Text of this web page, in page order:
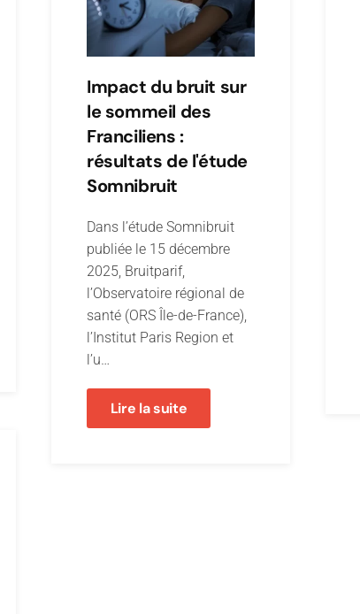
Impact du bruit sur
le sommeil des
Franciliens :
résultats de l'étude
Somnibruit
Dans l’étude Somnibruit
publiée le 15 décembre
2025, Bruitparif,
l’Observatoire régional de
santé (ORS Île-de-France),
l’Institut Paris Region et
l’u…
Lire la suite